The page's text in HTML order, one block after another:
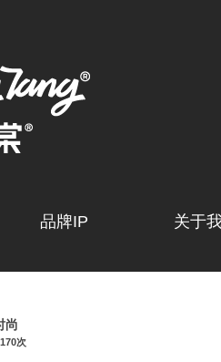
品牌IP 关于
尚
次